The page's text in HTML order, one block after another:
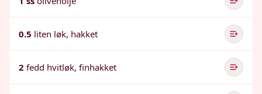
0.5 liten løk, hakket
2 fedd hvitløk, finhakket